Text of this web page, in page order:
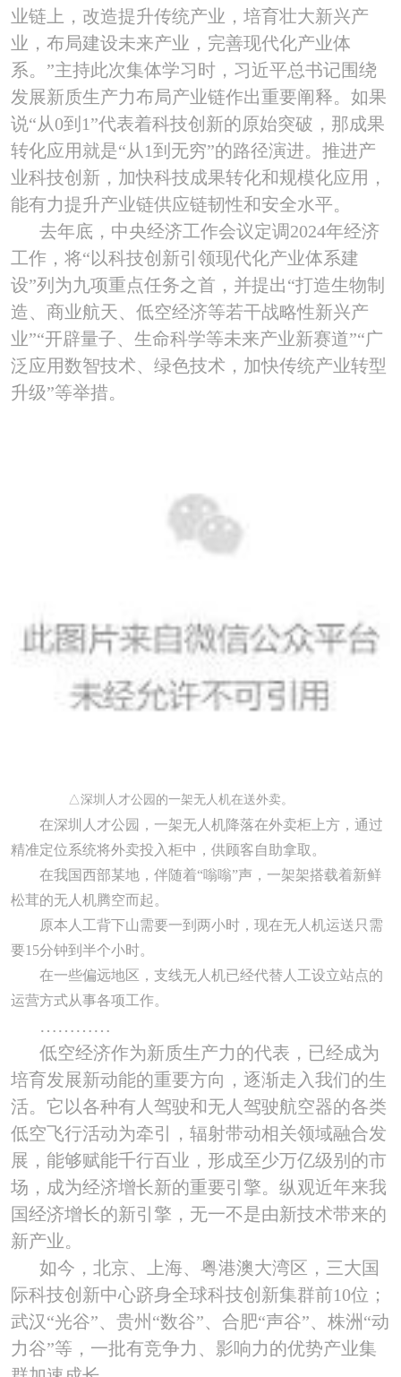
业链上，改造提升传统产业，培育壮大新兴产
业，布局建设未来产业，完善现代化产业体
系。”主持此次集体学习时，习近平总书记围绕
发展新质生产力布局产业链作出重要阐释。如果
说“从0到 1 ”代表着科技创新的原始突破，那成果
转化应用就是“从 1到无穷”的路径演进。推进产
业科技创新，加快科技成果转化和规模化应用，
能有力提升产业链供应链韧性和安全水平。
去年底，中央经济工作会议定调2024年经济
工作，将“以科技创新引领现代化产业体系建
设”列为九项重点任务之首，并提出“打造生物制
造、商业航天、低空经济等若干战略性新兴产
业”“开辟量子、生命科学等未来产业新赛道”“广
泛应用数智技术、绿色技术，加快传统产业转型
升级”等举措。
△深圳人才公园的一架无人机在送外卖。
在深圳人才公园，一架无人机降落在外卖柜上方，通过
精准定位系统将外卖投入柜中，供顾客自助拿取。
在我国西部某地，伴随着“嗡嗡”声，一架架搭载着新鲜
松茸的无人机腾空而起。
原本人工背下山需要一到两小时，现在无人机运送只需
要15分钟到半个小时。
在一些偏远地区，支线无人机已经代替人工设立站点的
运营方式从事各项工作。
…………
低空经济作为新质生产力的代表，已经成为
培育发展新动能的重要方向，逐渐走入我们的生
活。它以各种有人驾驶和无人驾驶航空器的各类
低空飞行活动为牵引，辐射带动相关领域融合发
展，能够赋能千行百业，形成至少万亿级别的市
场，成为经济增长新的重要引擎。纵观近年来我
国经济增长的新引擎，无一不是由新技术带来的
新产业。
如今，北京、上海、粤港澳大湾区，三大国
际科技创新中心跻身全球科技创新集群前10位；
武汉“光谷”、贵州“数谷”、合肥“声谷”、株洲“动
力谷”等，一批有竞争力、影响力的优势产业集